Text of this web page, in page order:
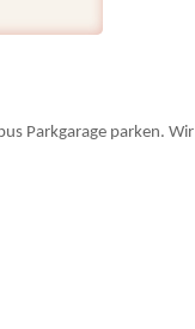
Parkgarage parken. Wir